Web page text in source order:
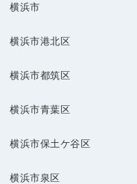
横浜市
横浜市港北区
横浜市都筑区
横浜市青葉区
横浜市保土ケ谷区
横浜市泉区